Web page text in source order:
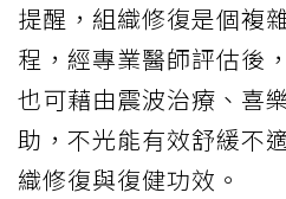
提醒，組織修復是個複
程，經專業醫師評估後
也可藉由震波治療、喜
助，不光能有效舒緩不
織修復與復健功效。